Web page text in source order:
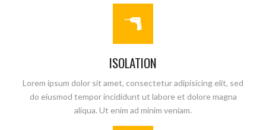
ISOLATION
Lorem ipsum dolor sit amet, consectetur adipisicing elit, sed
do eiusmod tempor incididunt ut labore et dolore magna
aliqua. Ut enim ad minim veniam.